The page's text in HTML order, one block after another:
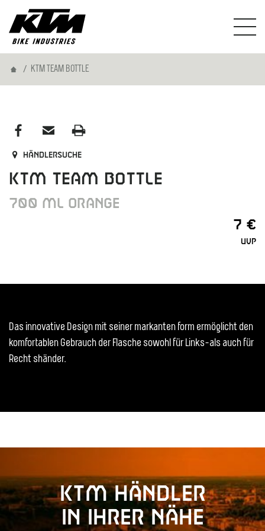
HomeKTM TEAM BOTTLE
Händlersuche
KTM TEAM BOTTLE
700 ML ORANGE
7 €
UVP
Das innovative Design mit seiner markanten form ermöglicht den
komfortablen Gebrauch der Flasche sowohl für Links-als auch für
Recht shänder.
KTM Händler
in Ihrer Nähe